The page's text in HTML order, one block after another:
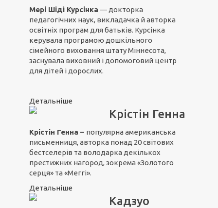
Мері Шіді Курсінка — докторка
педагогічних наук, викладачка й авторка
освітніх програм для батьків. Курсінка
керувала програмою дошкільного
сімейного виховання штату Міннесота,
заснувала виховний і допомоговий центр
для дітей і дорослих.
Детальніше
Крістін Генна
Крістін Генна – популярна американська
письменниця, авторка понад 20 світових
бестселерів та володарка декількох
престижних нагород, зокрема «Золотого
серця» та «Меггі».
Детальніше
Кадзуо